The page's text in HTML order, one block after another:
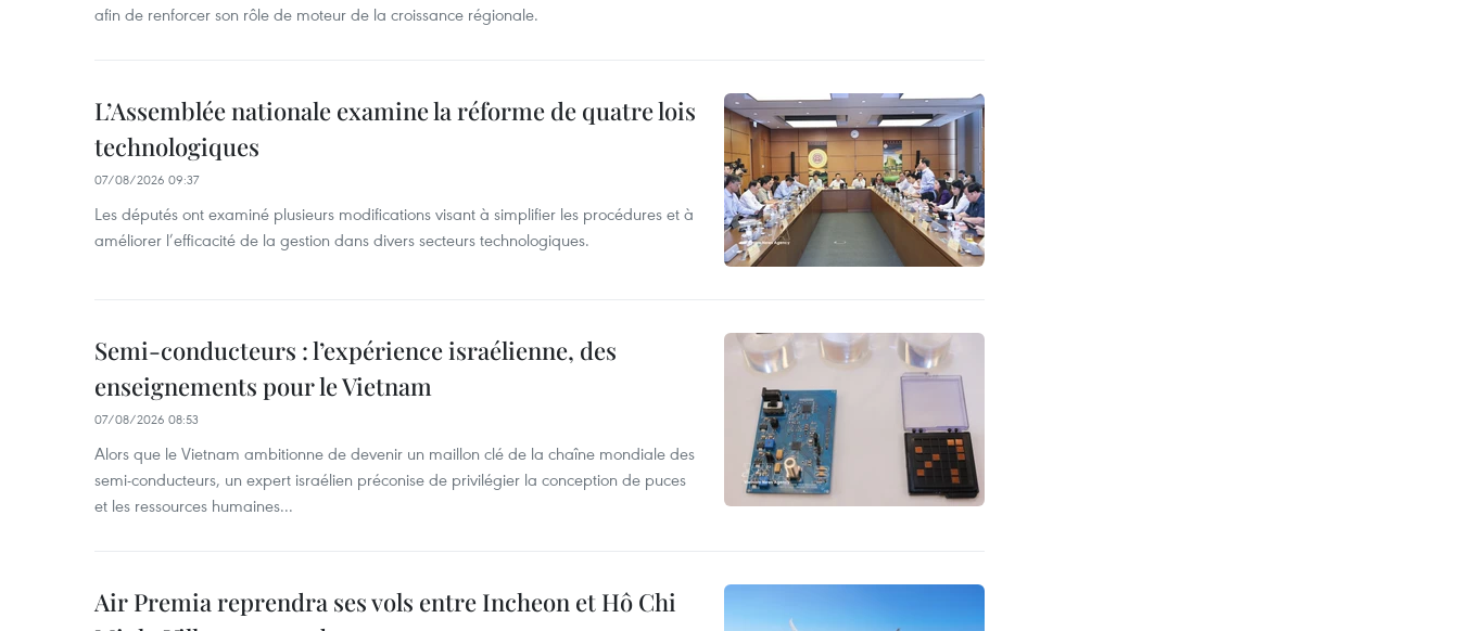
afin de renforcer son rôle de moteur de la croissance régionale.
L’Assemblée nationale examine la réforme de quatre lois
technologiques
07/08/2026 09:37
Les députés ont examiné plusieurs modifications visant à simplifier les procédures et à
améliorer l’efficacité de la gestion dans divers secteurs technologiques.
Semi-conducteurs : l’expérience israélienne, des
enseignements pour le Vietnam
07/08/2026 08:53
Alors que le Vietnam ambitionne de devenir un maillon clé de la chaîne mondiale des
semi-conducteurs, un expert israélien préconise de privilégier la conception de puces
et les ressources humaines...
Air Premia reprendra ses vols entre Incheon et Hô Chi